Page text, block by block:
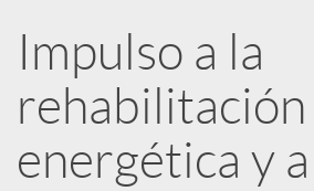
a
r
Impulso a la
rehabilitación
energética y